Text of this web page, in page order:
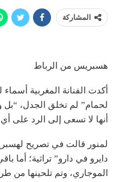
المشاركة
هسبريس من الرباط
أكدت الفنانة المغربية أسماء
لحمام” لم تخلق الجدل،
أنها لا تسعى إلى الرد على
لمنور قالت في تصريح
دايرو في دارو” تراثية؛ أما
الموجاري، وتم تلحينها من